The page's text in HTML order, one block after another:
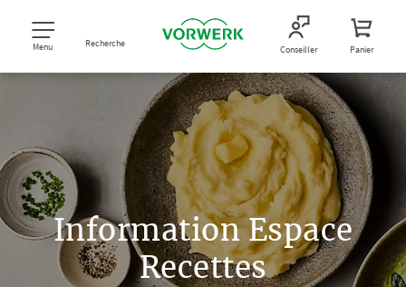
Menu Recherche Conseiller Panier
Information Espace
Recettes